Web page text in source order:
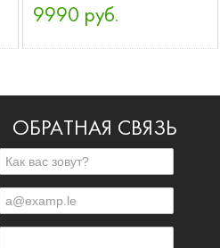
9990 руб.
ОБРАТНАЯ СВЯЗЬ